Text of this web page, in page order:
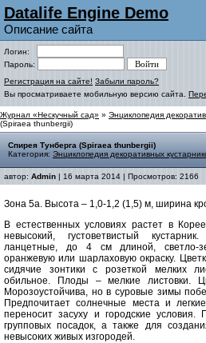
Datalife Engine Demo
Описание сайта
Логин:
Пароль:
Регистрация на сайте! Забыли пароль?
Вы просматриваете мобильную версию сайта.
Журнал «Нескучный сад» » Энциклопедия
(Spiraea thunbergii)
Спирея Тунберга (Spiraea thunbergii)
Категория: Энциклопедия декоративных
автор: Admin | 16 марта 2014 | Просмотров: 2166
Зона 5а. Высота – 1,0-1,2 (1,5) м, ширина
В естественных условиях растет в
невысокий, густоветвистый
ланцетные, до 4 см длиной, светло-
оранжевую или шарлаховую окраску.
сидячие зонтики с розеткой мелких
обильное. Плоды – мелкие листовки.
Морозоустойчива, но в суровые зимы
Предпочитает солнечные места и
переносит засуху и городские
групповых посадок, а также для
невысоких живых изгородей.